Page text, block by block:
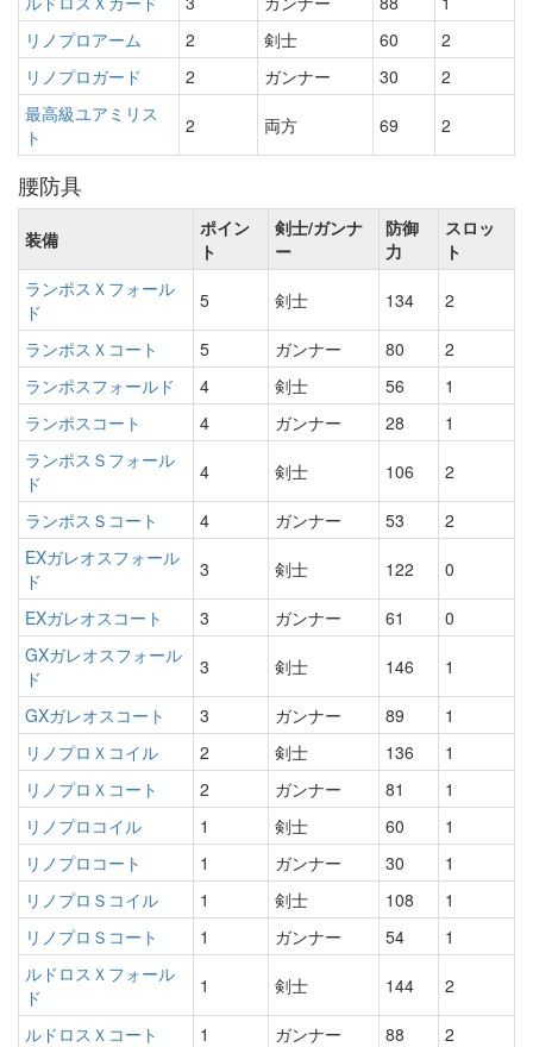
リノプロアーム
2 剣士 60
2
リノプロガード
2 ガンナー 30
2
最高級ユアミリス
ト
2 両方 69 2
腰防具
装備
ポイン
ト
剣士/ガンナ
ー
防御
力
スロッ
ト
ランポスＸフォール
ド
5 剣士 134 2
ランポスＸコート 5 ガンナー 80
2
ランポスフォールド
4 剣士 56
1
ランポスコート
4 ガンナー 28
1
ランポスＳフォール
ド
4 剣士 106 2
ランポスＳコート 4 ガンナー 53
2
EXガレオスフォール
ド
3 剣士 122 0
EXガレオスコート 3 ガンナー 61
0
GXガレオスフォール
ド
3 剣士 146 1
GXガレオスコート 3 ガンナー 89
1
リノプロＸコイル
2 剣士 136
1
リノプロＸコート
2 ガンナー 81
1
リノプロコイル
1 剣士 60
1
リノプロコート
1 ガンナー 30
1
リノプロＳコイル
1 剣士 108
1
リノプロＳコート
1 ガンナー 54
1
ルドロスＸフォール
ド
1 剣士 144 2
ルドロスＸコート 1 ガンナー 88 2